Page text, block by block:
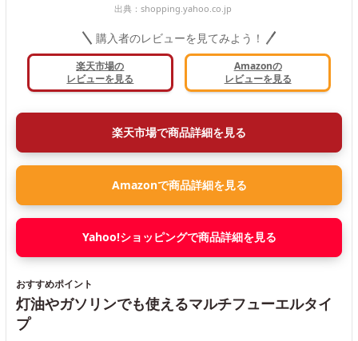
出典： shopping.yahoo.co.jp
購入者のレビューを見てみよう！
楽天市場の
レビューを見る
Amazonの
レビューを見る
楽天市場で商品詳細を見る
Amazonで商品詳細を見る
Yahoo!ショッピングで商品詳細を見る
おすすめポイント
灯油やガソリンでも使えるマルチフューエルタイ
プ